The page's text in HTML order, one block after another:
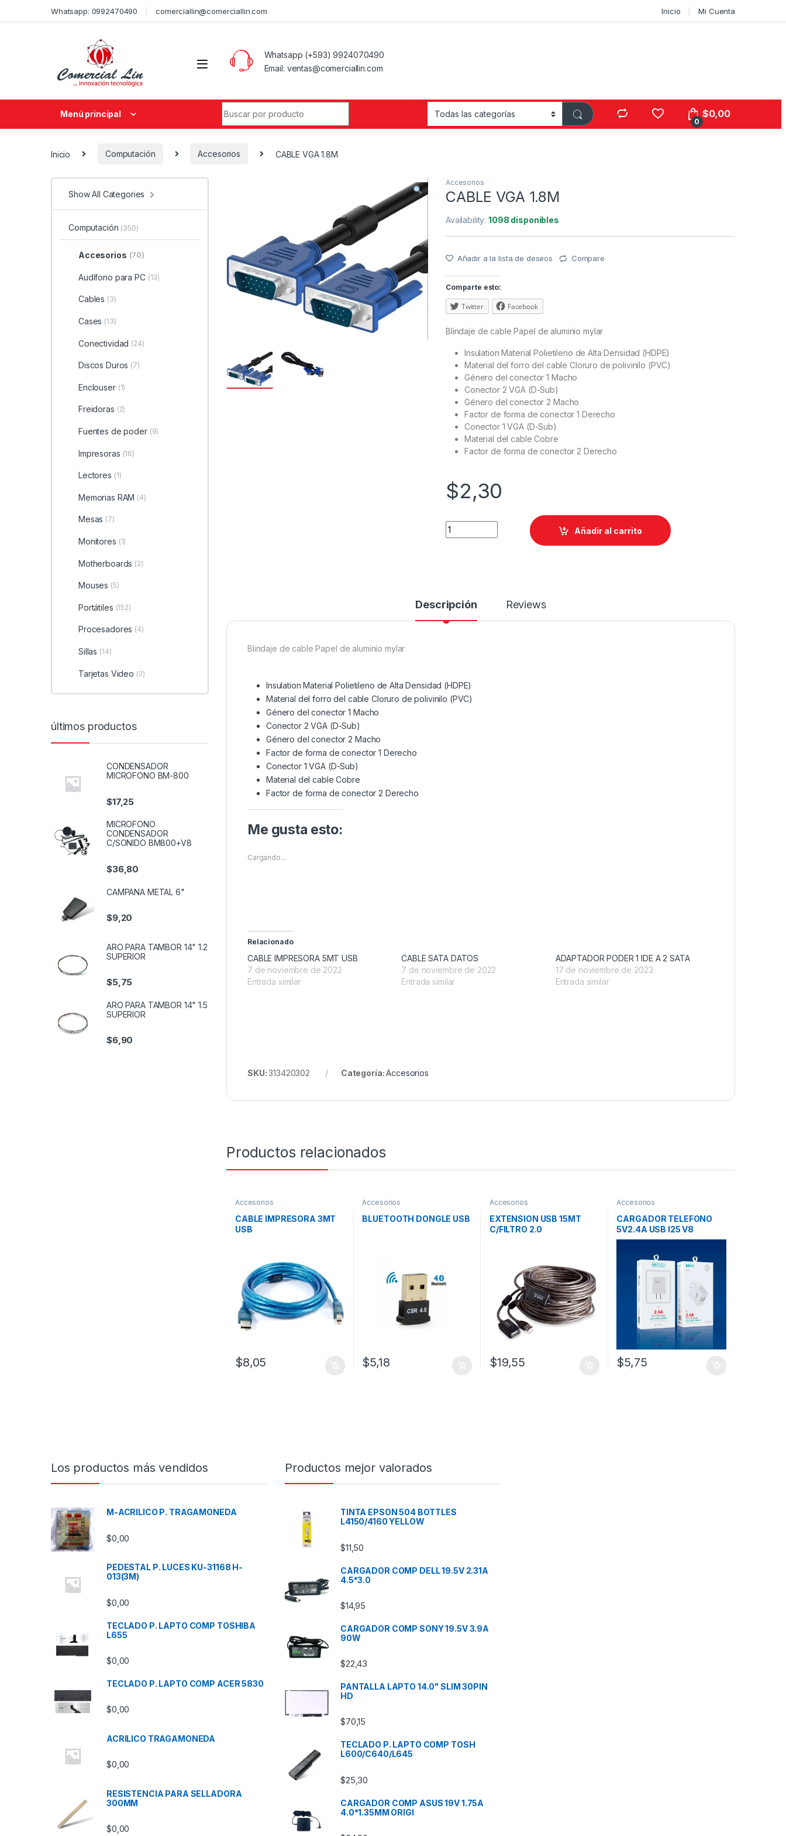
Whatsapp: 0992470490 comerciallin@comerciallin.com Inicio Mi Cuenta
Whatsapp (+593) 9924070490
Email: ventas@comerciallin.com
Menú principal
0
$0,00
Inicio Computación Accesorios CABLE VGA 1.8M
Accesorios
CABLE VGA 1.8M
Availability:1098 disponibles
Añadir a la lista de deseos Compare
Comparte esto:
Twitter Facebook
Blindaje de cable Papel de aluminio mylar
Insulation Material Polietileno de Alta Densidad (HDPE)
Material del forro del cable Cloruro de polivinilo (PVC)
Género del conector 1 Macho
Conector 2 VGA (D-Sub)
Género del conector 2 Macho
Factor de forma de conector 1 Derecho
Conector 1 VGA (D-Sub)
Material del cable Cobre
Factor de forma de conector 2 Derecho
$2,30
Añadir al carrito
Descripción Reviews
Blindaje de cable Papel de aluminio mylar
Insulation Material Polietileno de Alta Densidad (HDPE)
Material del forro del cable Cloruro de polivinilo (PVC)
Género del conector 1 Macho
Conector 2 VGA (D-Sub)
Género del conector 2 Macho
Factor de forma de conector 1 Derecho
Conector 1 VGA (D-Sub)
Material del cable Cobre
Factor de forma de conector 2 Derecho
Me gusta esto:
Cargando...
Relacionado
CABLE IMPRESORA 5MT USB
7 de noviembre de 2022
Entrada similar
CABLE SATA DATOS
7 de noviembre de 2022
Entrada similar
ADAPTADOR PODER 1 IDE A 2 SATA
17 de noviembre de 2023
Entrada similar
SKU:313420302 Categoría:Accesorios
Productos relacionados
Accesorios
CABLE IMPRESORA 3MT
USB
$8,05
Accesorios
BLUETOOTH DONGLE USB
$5,18
Accesorios
EXTENSION USB 15MT
C/FILTRO 2.0
$19,55
Accesorios
CARGADOR TELEFONO
5V2.4A USB I25 V8
ANDROIDE
$5,75
Show All Categories
Computación (350)
Accesorios (70)
Audífono para PC (13)
Cables (3)
Cases (13)
Conectividad (24)
Discos Duros (7)
Enclouser (1)
Freidoras (2)
Fuentes de poder (9)
Impresoras (16)
Lectores (1)
Memorias RAM (4)
Mesas (7)
Monitores (1)
Motherboards (2)
Mouses (5)
Portátiles (152)
Procesadores (4)
Sillas (14)
Tarjetas Video (2)
últimos productos
CONDENSADOR
MICROFONO BM-800
$17,25
MICROFONO
CONDENSADOR
C/SONIDO BM800+V8
$36,80
CAMPANA METAL 6"
$9,20
ARO PARA TAMBOR 14" 1.2
SUPERIOR
$5,75
ARO PARA TAMBOR 14" 1.5
SUPERIOR
$6,90
Los productos más vendidos
M-ACRILICO P. TRAGAMONEDA
$0,00
PEDESTAL P. LUCES KU-31168 H-
013(3M)
$0,00
TECLADO P. LAPTO COMP TOSHIBA
L655
$0,00
TECLADO P. LAPTO COMP ACER 5830
$0,00
ACRILICO TRAGAMONEDA
$0,00
RESISTENCIA PARA SELLADORA
300MM
$0,00
Productos mejor valorados
TINTA EPSON 504 BOTTLES
L4150/4160 YELLOW
$11,50
CARGADOR COMP DELL 19.5V 2.31A
4.5*3.0
$14,95
CARGADOR COMP SONY 19.5V 3.9A
90W
$22,43
PANTALLA LAPTO 14.0" SLIM 30PIN
HD
$70,15
TECLADO P. LAPTO COMP TOSH
L600/C640/L645
$25,30
CARGADOR COMP ASUS 19V 1.75A
4.0*1.35MM ORIGI